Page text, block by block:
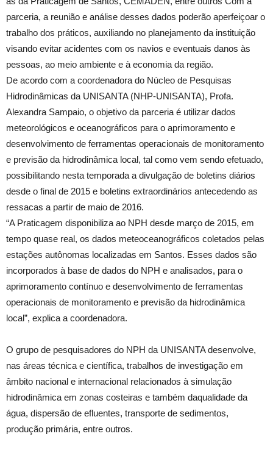
parceria, a reunião e análise desses dados poderão aperfeiçoar o
trabalho dos práticos, auxiliando no planejamento da instituição
visando evitar acidentes com os navios e eventuais danos às
pessoas, ao meio ambiente e à economia da região.
De acordo com a coordenadora do Núcleo de Pesquisas
Hidrodinâmicas da UNISANTA (NHP-UNISANTA), Profa.
Alexandra Sampaio, o objetivo da parceria é utilizar dados
meteorológicos e oceanográficos para o aprimoramento e
desenvolvimento de ferramentas operacionais de monitoramento
e previsão da hidrodinâmica local, tal como vem sendo efetuado,
possibilitando nesta temporada a divulgação de boletins diários
desde o final de 2015 e boletins extraordinários antecedendo as
ressacas a partir de maio de 2016.
“A Praticagem disponibiliza ao NPH desde março de 2015, em
tempo quase real, os dados meteoceanográficos coletados pelas
estações autônomas localizadas em Santos. Esses dados são
incorporados à base de dados do NPH e analisados, para o
aprimoramento contínuo e desenvolvimento de ferramentas
operacionais de monitoramento e previsão da hidrodinâmica
local”, explica a coordenadora.
O grupo de pesquisadores do NPH da UNISANTA desenvolve,
nas áreas técnica e científica, trabalhos de investigação em
âmbito nacional e internacional relacionados à simulação
hidrodinâmica em zonas costeiras e também daqualidade da
água, dispersão de efluentes, transporte de sedimentos,
produção primária, entre outros.